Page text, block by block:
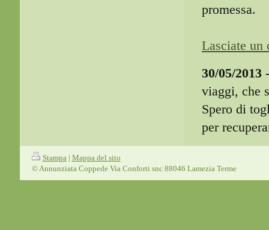
promessa.
Lasciate un
30/05/2013
viaggi, che
Spero di
per
Stampa | Mappa del sito
© Annunziata Coppede Via Conforti snc 88046 Lamezia Terme